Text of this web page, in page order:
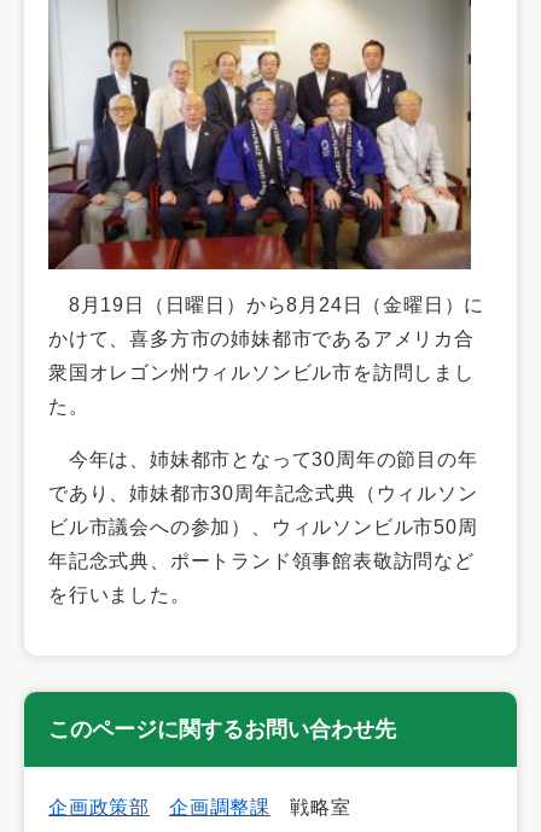
8月19日（日曜日）から8月24日（金曜日）に
かけて、喜多方市の姉妹都市であるアメリカ合
衆国オレゴン州ウィルソンビル市を訪問しまし
た。
今年は、姉妹都市となって30周年の節目の年
であり、姉妹都市30周年記念式典（ウィルソン
ビル市議会への参加）、ウィルソンビル市50周
年記念式典、ポートランド領事館表敬訪問など
を行いました。
このページに関するお問い合わせ先
企画政策部 企画調整課 戦略室